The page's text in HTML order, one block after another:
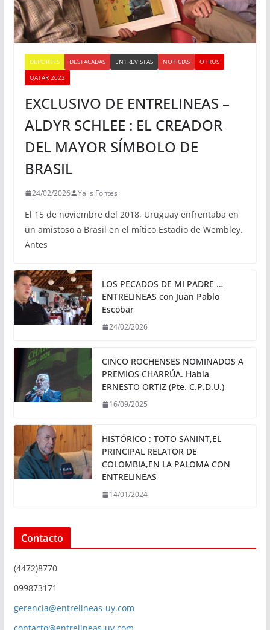
DEPORTES DESTACADAS ENTREVISTAS NOTICIAS
OTROS
QATAR 2022
EXCLUSIVO DE ENTRELINEAS –
ALDYR SCHLEE : EL CREADOR
DEL MAYOR SÍMBOLO DE
BRASIL
24/02/2026 Yalis Fontes
El 15 de noviembre del 2018, Uruguay enfrentaba en
un amistoso a Brasil en el mítico Estadio de Wembley.
Antes
LOS PECADOS DE MI PADRE …
ENTRELINEAS con Juan Pablo
Escobar
24/02/2026
CINCO ROCHENSES NOMINADOS A
PREMIOS CHARRÚA. Habla
ERNESTO ORTIZ (Pte. C.P.D.U.)
16/09/2025
HISTÓRICO : TOTO SANINT,EL
PRINCIPAL RELATOR DE
COLOMBIA,EN LA PALOMA CON
ENTRELINEAS
14/01/2024
Contacto
(4472)8770
099873171
gerencia@entrelineas-uy.com